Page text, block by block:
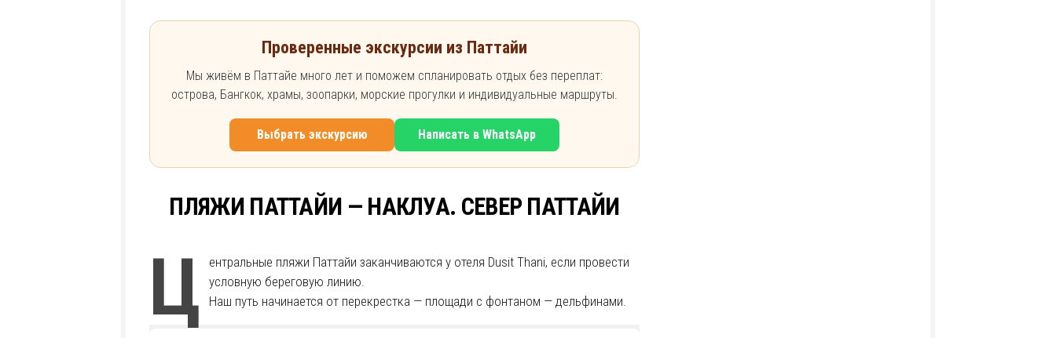
Проверенные экскурсии из Паттайи
Мы живём в Паттайе много лет и поможем спланировать отдых без переплат:
острова, Бангкок, храмы, зоопарки, морские прогулки и индивидуальные маршруты.
Выбрать экскурсию Написать в WhatsApp
ПЛЯЖИ ПАТТАЙИ — НАКЛУА. СЕВЕР ПАТТАЙИ
Ц
ентральные пляжи Паттайи заканчиваются у отеля Dusit Thani, если провести
условную береговую линию.
Наш путь начинается от перекрестка — площади с фонтаном — дельфинами.